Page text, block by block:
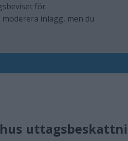
för
inlägg, men du